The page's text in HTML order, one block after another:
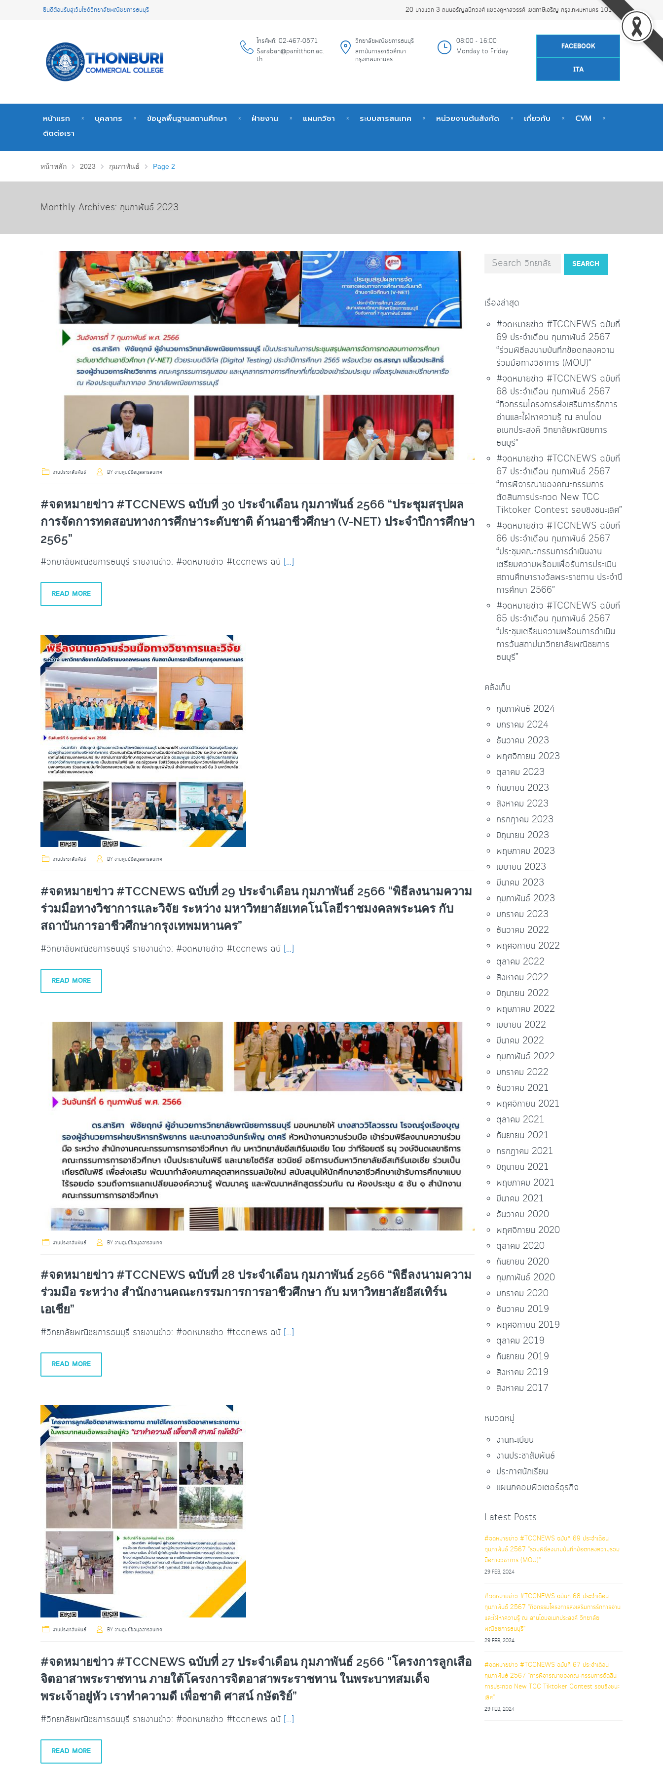
ยินดีต้อนรับสู่เว็บไซต์วิทยาลัยพณิชยการธนบุรี 20 บางแวก 3 ถนนจรัญสนิทวงศ์ แขวงคูหาสวรรค์ เขตภาษีเจริญ กรุงเทพมหานคร 10160
โทรศัพท์: 02-467-0571
Saraban@panitthon.ac.
th
วิทยาลัยพณิชยการธนบุรี
สถาบันการอาชีวศึกษา
กรุงเทพมหานคร
08:00 - 16:00
Monday to Friday
FACEBOOK
ITA
หน้าแรก บุคลากร ข้อมูลพื้นฐานสถานศึกษา ฝ่ายงาน แผนกวิชา ระบบสารสนเทศ หน่วยงานต้นสังกัด เกี่ยวกับ
CVM
ติดต่อเรา
หน้าหลัก 2023 กุมภาพันธ์ Page 2
Monthly Archives: กุมภาพันธ์ 2023
งานประชาสัมพันธ์ BY งานศูนย์ข้อมูลสารสนเทศ
#จดหมายข่าว #TCCNEWS ฉบับที่ 30 ประจำเดือน กุมภาพันธ์ 2566 “ประชุมสรุปผล
การจัดการทดสอบทางการศึกษาระดับชาติ ด้านอาชีวศึกษา (V-NET) ประจำปีการศึกษา
2565”
#วิทยาลัยพณิชยการธนบุรี รายงานข่าว: #จดหมายข่าว #tccnews ฉบั […]
READ MORE
งานประชาสัมพันธ์ BY งานศูนย์ข้อมูลสารสนเทศ
#จดหมายข่าว #TCCNEWS ฉบับที่ 29 ประจำเดือน กุมภาพันธ์ 2566 “พิธีลงนามความ
ร่วมมือทางวิชาการและวิจัย ระหว่าง มหาวิทยาลัยเทคโนโลยีราชมงคลพระนคร กับ
สถาบันการอาชีวศึกษากรุงเทพมหานคร”
#วิทยาลัยพณิชยการธนบุรี รายงานข่าว: #จดหมายข่าว #tccnews ฉบั […]
READ MORE
งานประชาสัมพันธ์ BY งานศูนย์ข้อมูลสารสนเทศ
#จดหมายข่าว #TCCNEWS ฉบับที่ 28 ประจำเดือน กุมภาพันธ์ 2566 “พิธีลงนามความ
ร่วมมือ ระหว่าง สำนักงานคณะกรรมการการอาชีวศึกษา กับ มหาวิทยาลัยอีสเทิร์น
เอเชีย”
#วิทยาลัยพณิชยการธนบุรี รายงานข่าว: #จดหมายข่าว #tccnews ฉบั […]
READ MORE
งานประชาสัมพันธ์ BY งานศูนย์ข้อมูลสารสนเทศ
#จดหมายข่าว #TCCNEWS ฉบับที่ 27 ประจำเดือน กุมภาพันธ์ 2566 “โครงการลูกเสือ
จิตอาสาพระราชทาน ภายใต้โครงการจิตอาสาพระราชทาน ในพระบาทสมเด็จ
พระเจ้าอยู่หัว เราทำความดี เพื่อชาติ ศาสน์ กษัตริย์”
#วิทยาลัยพณิชยการธนบุรี รายงานข่าว: #จดหมายข่าว #tccnews ฉบั […]
READ MORE
SEARCH
เรื่องล่าสุด
#จดหมายข่าว #TCCNEWS ฉบับที่
69 ประจำเดือน กุมภาพันธ์ 2567
“ร่วมพิธีลงนามบันทึกข้อตกลงความ
ร่วมมือทางวิชาการ (MOU)”
#จดหมายข่าว #TCCNEWS ฉบับที่
68 ประจำเดือน กุมภาพันธ์ 2567
“กิจกรรมโครงการส่งเสริมการรักการ
อ่านและใฝ่หาความรู้ ณ ลานโดม
อเนกประสงค์ วิทยาลัยพณิชยการ
ธนบุรี”
#จดหมายข่าว #TCCNEWS ฉบับที่
67 ประจำเดือน กุมภาพันธ์ 2567
“การพิจารณาของคณะกรรมการ
ตัดสินการประกวด New TCC
Tiktoker Contest รอบชิงชนะเลิศ”
#จดหมายข่าว #TCCNEWS ฉบับที่
66 ประจำเดือน กุมภาพันธ์ 2567
“ประชุมคณะกรรมการดำเนินงาน
เตรียมความพร้อมเพื่อรับการประเมิน
สถานศึกษารางวัลพระราชทาน ประจำปี
การศึกษา 2566”
#จดหมายข่าว #TCCNEWS ฉบับที่
65 ประจำเดือน กุมภาพันธ์ 2567
“ประชุมเตรียมความพร้อมการดำเนิน
การวันสถาปนาวิทยาลัยพณิชยการ
ธนบุรี”
คลังเก็บ
กุมภาพันธ์ 2024
มกราคม 2024
ธันวาคม 2023
พฤศจิกายน 2023
ตุลาคม 2023
กันยายน 2023
สิงหาคม 2023
กรกฎาคม 2023
มิถุนายน 2023
พฤษภาคม 2023
เมษายน 2023
มีนาคม 2023
กุมภาพันธ์ 2023
มกราคม 2023
ธันวาคม 2022
พฤศจิกายน 2022
ตุลาคม 2022
สิงหาคม 2022
มิถุนายน 2022
พฤษภาคม 2022
เมษายน 2022
มีนาคม 2022
กุมภาพันธ์ 2022
มกราคม 2022
ธันวาคม 2021
พฤศจิกายน 2021
ตุลาคม 2021
กันยายน 2021
กรกฎาคม 2021
มิถุนายน 2021
พฤษภาคม 2021
มีนาคม 2021
ธันวาคม 2020
พฤศจิกายน 2020
ตุลาคม 2020
กันยายน 2020
กุมภาพันธ์ 2020
มกราคม 2020
ธันวาคม 2019
พฤศจิกายน 2019
ตุลาคม 2019
กันยายน 2019
สิงหาคม 2019
สิงหาคม 2017
หมวดหมู่
งานทะเบียน
งานประชาสัมพันธ์
ประกาศนักเรียน
แผนกคอมพิวเตอร์ธุรกิจ
Latest Posts
#จดหมายข่าว #TCCNEWS ฉบับที่ 69 ประจำเดือน
กุมภาพันธ์ 2567 "ร่วมพิธีลงนามบันทึกข้อตกลงความร่วม
มือทางวิชาการ (MOU)"
29 FEB, 2024
#จดหมายข่าว #TCCNEWS ฉบับที่ 68 ประจำเดือน
กุมภาพันธ์ 2567 "กิจกรรมโครงการส่งเสริมการรักการอ่าน
และใฝ่หาความรู้ ณ ลานโดมอเนกประสงค์ วิทยาลัย
พณิชยการธนบุรี"
29 FEB, 2024
#จดหมายข่าว #TCCNEWS ฉบับที่ 67 ประจำเดือน
กุมภาพันธ์ 2567 "การพิจารณาของคณะกรรมการตัดสิน
การประกวด New TCC Tiktoker Contest รอบชิงชนะ
เลิศ"
29 FEB, 2024